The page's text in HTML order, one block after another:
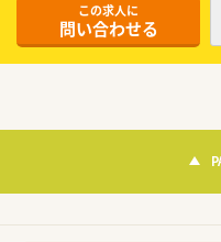
この求人に
問い合わせる